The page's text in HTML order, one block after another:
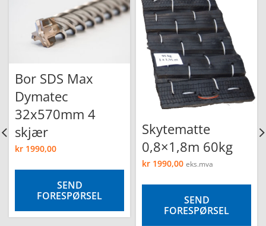
Bor SDS Max
Dymatec
32x570mm 4
skjær
kr 1990,00
SEND
FORESPØRSEL
Skytematte
0,8×1,8m 60kg
kr 1990,00 eks.mva
SEND
FORESPØRSEL